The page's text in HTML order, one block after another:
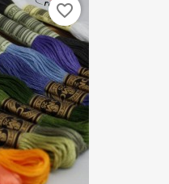
favorite_border